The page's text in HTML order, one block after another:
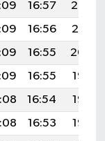
16:57
20:02
16:56
20:01
16:55
20:00
16:55
19:58
16:54
19:57
16:53
19:55